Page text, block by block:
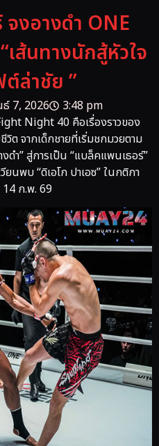
งอางดำ ONE
ส้นทางนักสู้หัวใจ
ล่าชัย ”
7, 2026
3:48 pm
Night 40 คือเรื่องราวของ
ต จากเด็กชายที่เริ่มชกมวยตาม
ดำ” สู่การเป็น “แบล็คแพนเธอร์”
ยนพบ “ดิเอโก ปาเอซ” ในกติกา
14 ก.พ. 69